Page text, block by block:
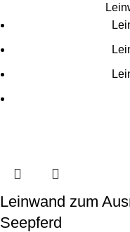
Leinwand zum
Seepferd